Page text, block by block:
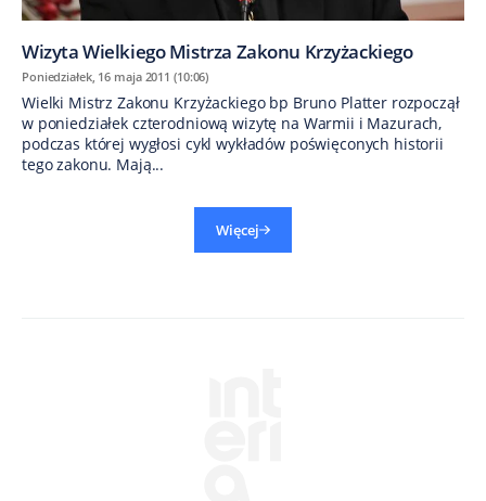
Wizyta Wielkiego Mistrza Zakonu Krzyżackiego
Poniedziałek, 16 maja 2011 (10:06)
Wielki Mistrz Zakonu Krzyżackiego bp Bruno Platter rozpoczął
w poniedziałek czterodniową wizytę na Warmii i Mazurach,
podczas której wygłosi cykl wykładów poświęconych historii
tego zakonu. Mają...
Więcej